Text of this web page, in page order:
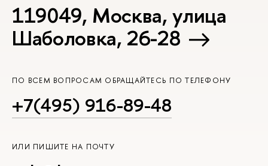
119049, Москва, улица
Шаболовка, 26-28
ПО ВСЕМ ВОПРОСАМ ОБРАЩАЙТЕСЬ ПО ТЕЛЕФОНУ
+7(495) 916-89-48
ИЛИ ПИШИТЕ НА ПОЧТУ